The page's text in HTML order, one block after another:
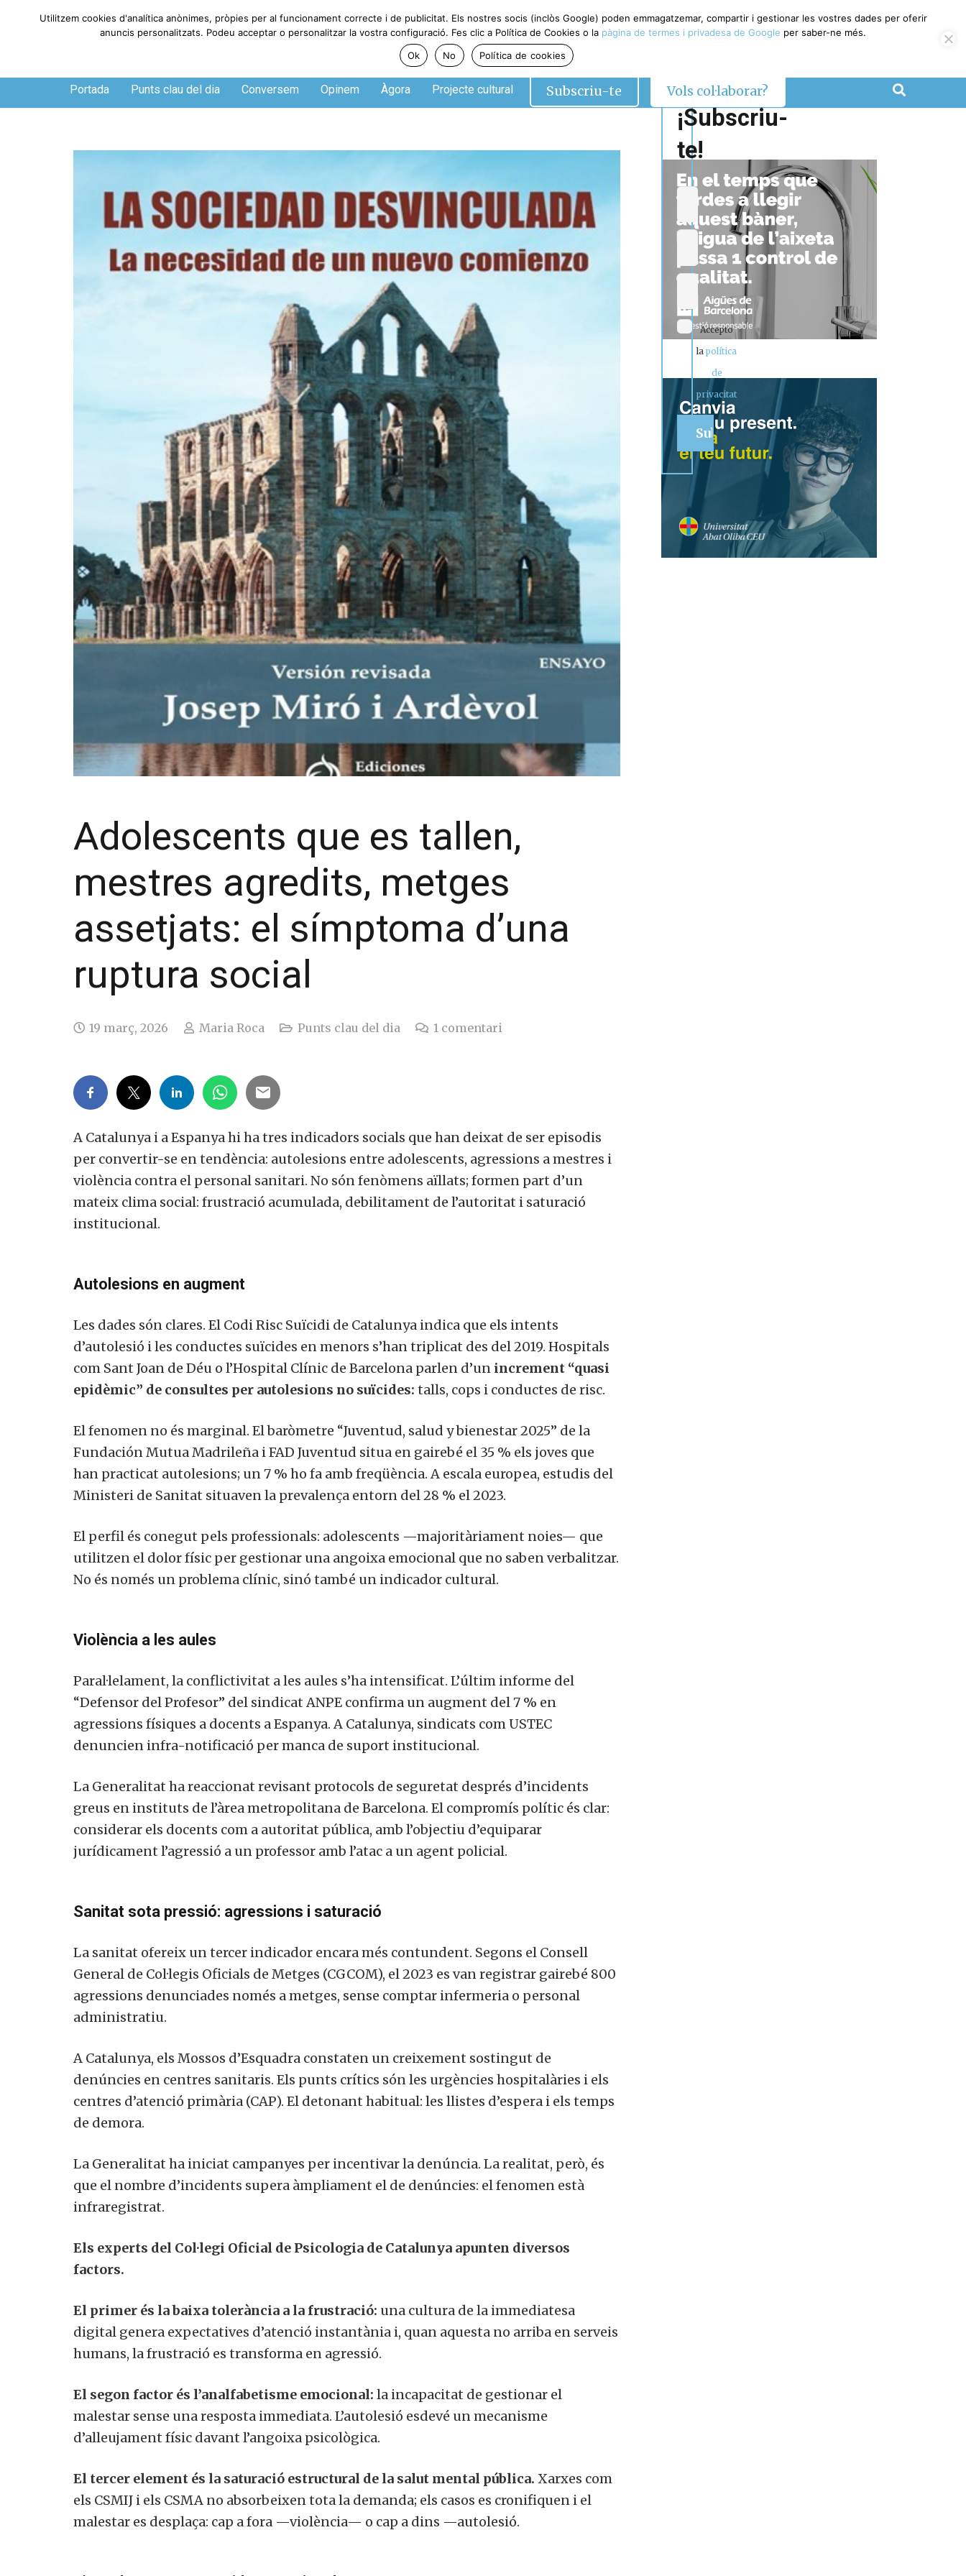
Dijous, 6 de agosto de 2026
Portada Punts clau del dia Conversem Opinem Àgora Projecte cultural Subscriu-te Vols col·laborar?
Adolescents que es tallen,
mestres agredits, metges
assetjats: el símptoma d’una
ruptura social
19 març, 2026 Maria Roca Punts clau del dia 1 comentari
A Catalunya i a Espanya hi ha tres indicadors socials que han deixat de ser episodis
per convertir-se en tendència: autolesions entre adolescents, agressions a mestres i
violència contra el personal sanitari. No són fenòmens aïllats; formen part d’un
mateix clima social: frustració acumulada, debilitament de l’autoritat i saturació
institucional.
Autolesions en augment
Les dades són clares. El Codi Risc Suïcidi de Catalunya indica que els intents
d’autolesió i les conductes suïcides en menors s’han triplicat des del 2019. Hospitals
com Sant Joan de Déu o l’Hospital Clínic de Barcelona parlen d’un increment “quasi
epidèmic” de consultes per autolesions no suïcides: talls, cops i conductes de risc.
El fenomen no és marginal. El baròmetre “Juventud, salud y bienestar 2025” de la
Fundación Mutua Madrileña i FAD Juventud situa en gairebé el 35 % els joves que
han practicat autolesions; un 7 % ho fa amb freqüència. A escala europea, estudis del
Ministeri de Sanitat situaven la prevalença entorn del 28 % el 2023.
El perfil és conegut pels professionals: adolescents —majoritàriament noies— que
utilitzen el dolor físic per gestionar una angoixa emocional que no saben verbalitzar.
No és només un problema clínic, sinó també un indicador cultural.
Violència a les aules
Paral·lelament, la conflictivitat a les aules s’ha intensificat. L’últim informe del
“Defensor del Profesor” del sindicat ANPE confirma un augment del 7 % en
agressions físiques a docents a Espanya. A Catalunya, sindicats com USTEC
denuncien infra-notificació per manca de suport institucional.
La Generalitat ha reaccionat revisant protocols de seguretat després d’incidents
greus en instituts de l’àrea metropolitana de Barcelona. El compromís polític és clar:
considerar els docents com a autoritat pública, amb l’objectiu d’equiparar
jurídicament l’agressió a un professor amb l’atac a un agent policial.
Sanitat sota pressió: agressions i saturació
La sanitat ofereix un tercer indicador encara més contundent. Segons el Consell
General de Col·legis Oficials de Metges (CGCOM), el 2023 es van registrar gairebé 800
agressions denunciades només a metges, sense comptar infermeria o personal
administratiu.
A Catalunya, els Mossos d’Esquadra constaten un creixement sostingut de
denúncies en centres sanitaris. Els punts crítics són les urgències hospitalàries i els
centres d’atenció primària (CAP). El detonant habitual: les llistes d’espera i els temps
de demora.
La Generalitat ha iniciat campanyes per incentivar la denúncia. La realitat, però, és
que el nombre d’incidents supera àmpliament el de denúncies: el fenomen està
infraregistrat.
Els experts del Col·legi Oficial de Psicologia de Catalunya apunten diversos
factors.
El primer és la baixa tolerància a la frustració: una cultura de la immediatesa
digital genera expectatives d’atenció instantània i, quan aquesta no arriba en serveis
humans, la frustració es transforma en agressió.
El segon factor és l’analfabetisme emocional: la incapacitat de gestionar el
malestar sense una resposta immediata. L’autolesió esdevé un mecanisme
d’alleujament físic davant l’angoixa psicològica.
El tercer element és la saturació estructural de la salut mental pública. Xarxes com
els CSMIJ i els CSMA no absorbeixen tota la demanda; els casos es cronifiquen i el
malestar es desplaça: cap a fora —violència— o cap a dins —autolesió.
¡Subscriu-
te!
Accepto
lapolítica
de
privacitat
Utilitzem cookies d'analítica anònimes, pròpies per al funcionament correcte i de publicitat. Els nostres socis (inclòs Google) poden emmagatzemar, compartir i gestionar les vostres dades per oferir
anuncis personalitzats. Podeu acceptar o personalitzar la vostra configuració. Fes clic a Política de Cookies o la pàgina de termes i privadesa de Google per saber-ne més.
Ok
No Política de cookies